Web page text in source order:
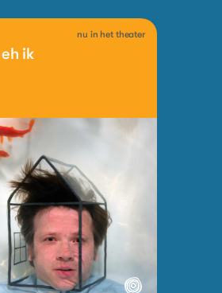
ik
nu in het theater